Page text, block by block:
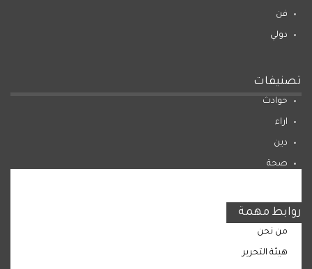
فن
دولي
تصنيفات
حوادث
اراء
دين
صحة
روابط مهمة
من نحن
هيئة التحرير